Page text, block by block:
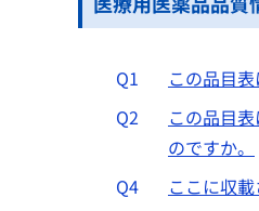
Q1
この品目
Q2
この品目
のですか。
Q4
ここに収